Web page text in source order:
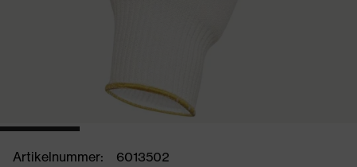
Artikelnummer:
6013502